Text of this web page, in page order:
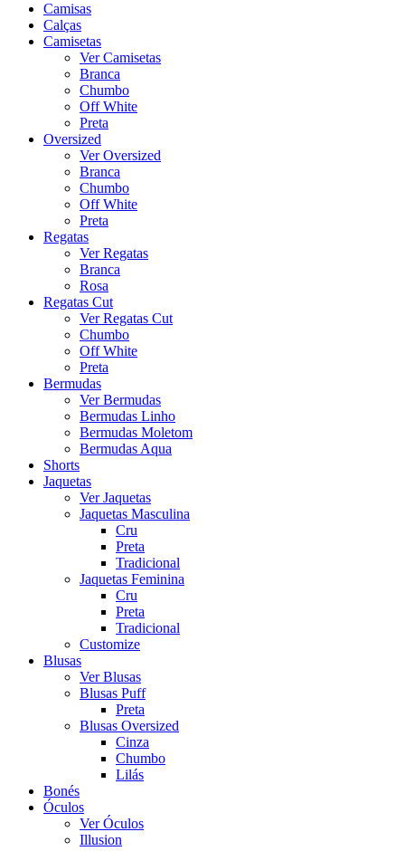
Camisas
Calças
Camisetas
Ver Camisetas
Branca
Chumbo
Off White
Preta
Oversized
Ver Oversized
Branca
Chumbo
Off White
Preta
Regatas
Ver Regatas
Branca
Rosa
Regatas Cut
Ver Regatas Cut
Chumbo
Off White
Preta
Bermudas
Ver Bermudas
Bermudas Linho
Bermudas Moletom
Bermudas Aqua
Shorts
Jaquetas
Ver Jaquetas
Jaquetas Masculina
Cru
Preta
Tradicional
Jaquetas Feminina
Cru
Preta
Tradicional
Customize
Blusas
Ver Blusas
Blusas Puff
Preta
Blusas Oversized
Cinza
Chumbo
Lilás
Bonés
Óculos
Ver Óculos
Illusion